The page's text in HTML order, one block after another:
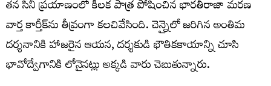
తన సినీ ప్రయాణంలో కీలక పాత్ర పోషించిన భారతీరాజా మరణ
వార్త కార్తీక్‌ను తీవ్రంగా కలచివేసింది. చెన్నైలో జరిగిన అంతిమ
దర్శనానికి హాజరైన ఆయన, దర్శకుడి భౌతికకాయాన్ని చూసి
భావోద్వేగానికి లోనైనట్లు అక్కడి వారు చెబుతున్నారు.